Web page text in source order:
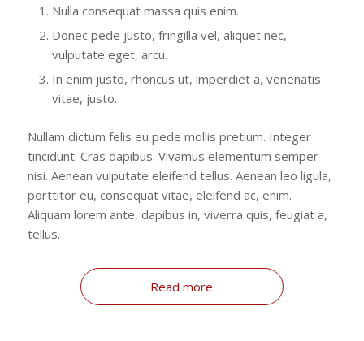
Nulla consequat massa quis enim.
Donec pede justo, fringilla vel, aliquet nec,
vulputate eget, arcu.
In enim justo, rhoncus ut, imperdiet a, venenatis
vitae, justo.
Nullam dictum felis eu pede mollis pretium. Integer
tincidunt. Cras dapibus. Vivamus elementum semper
nisi. Aenean vulputate eleifend tellus. Aenean leo ligula,
porttitor eu, consequat vitae, eleifend ac, enim.
Aliquam lorem ante, dapibus in, viverra quis, feugiat a,
tellus.
Read more